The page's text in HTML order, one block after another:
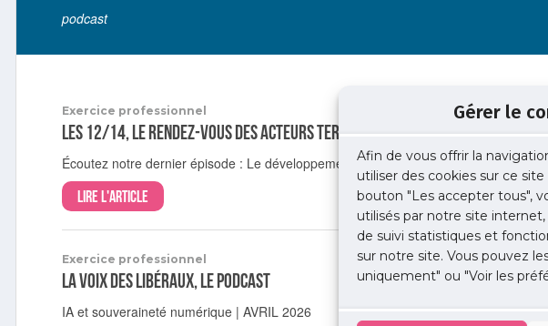
Gérer le
Afin de vous offrir la
utiliser des cookies sur ce
bouton "Les accepter tous",
utilisés par notre site
de suivi statistiques et
sur notre site. Vous pouvez
uniquement" ou "Voir les
podcast
Exercice professionnel
Les 12/14, le rendez-vous des acteurs territoriaux sur l’organisation
Écoutez notre dernier épisode : Le développement des stages d'internes en
Lire l'article
Exercice professionnel
La Voix des libéraux, le podcast
IA et souveraineté numérique | AVRIL 2026